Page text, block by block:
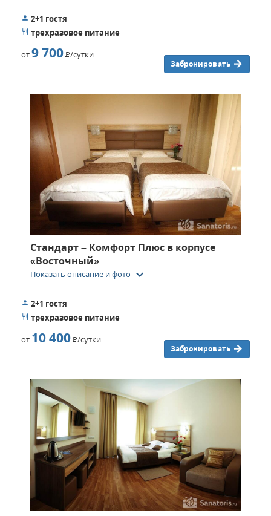
2+1 гостя
трехразовое питание
от9 700Р/сутки
Забронировать
Стандарт – Комфорт Плюс в корпусе
«Восточный»
Показать описание и фото keyboard_arrow_down
2+1 гостя
трехразовое питание
от 10 400Р/сутки
Забронировать